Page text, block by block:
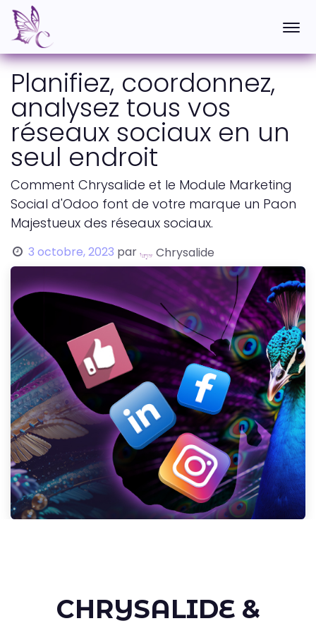
Planifiez, coordonnez,
analysez tous vos
réseaux sociaux en un
seul endroit
Comment Chrysalide et le Module Marketing
Social d'Odoo font de votre marque un Paon
Majestueux des réseaux sociaux.
3 octobre, 2023 par Chrysalide
CHRYSALIDE &